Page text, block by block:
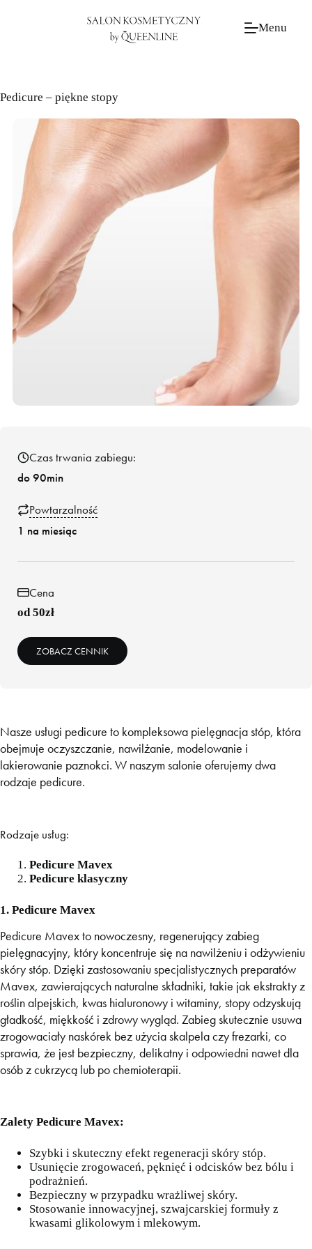
Menu
Pedicure – piękne stopy
Czas trwania zabiegu:
do 90min
Powtarzalność
1 na miesiąc
Cena
od 50zł
ZOBACZ CENNIK
Nasze usługi pedicure to kompleksowa pielęgnacja stóp, która
obejmuje oczyszczanie, nawilżanie, modelowanie i
lakierowanie paznokci. W naszym salonie oferujemy dwa
rodzaje pedicure.
Rodzaje usług:
Pedicure Mavex
Pedicure klasyczny
1. Pedicure Mavex
Pedicure Mavex to nowoczesny, regenerujący zabieg
pielęgnacyjny, który koncentruje się na nawilżeniu i odżywieniu
skóry stóp. Dzięki zastosowaniu specjalistycznych preparatów
Mavex, zawierających naturalne składniki, takie jak ekstrakty z
roślin alpejskich, kwas hialuronowy i witaminy, stopy odzyskują
gładkość, miękkość i zdrowy wygląd. Zabieg skutecznie usuwa
zrogowaciały naskórek bez użycia skalpela czy frezarki, co
sprawia, że jest bezpieczny, delikatny i odpowiedni nawet dla
osób z cukrzycą lub po chemioterapii.
Zalety Pedicure Mavex:
Szybki i skuteczny efekt regeneracji skóry stóp.
Usunięcie zrogowaceń, pęknięć i odcisków bez bólu i
podrażnień.
Bezpieczny w przypadku wrażliwej skóry.
Stosowanie innowacyjnej, szwajcarskiej formuły z
kwasami glikolowym i mlekowym.